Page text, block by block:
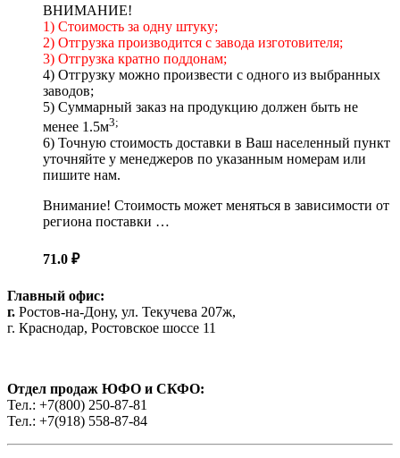
ВНИМАНИЕ!
1) Стоимость за одну штуку;
2) Отгрузка производится с завода изготовителя;
3) Отгрузка кратно поддонам;
4) Отгрузку можно произвести с одного из выбранных
заводов;
5) Суммарный заказ на продукцию должен быть не
менее 1.5м3;
6) Точную стоимость доставки в Ваш населенный пункт
уточняйте у менеджеров по указанным номерам или
пишите нам.
Внимание! Стоимость может меняться в зависимости от
региона поставки …
71.0 ₽
Главный офис:
г. Ростов-на-Дону, ул. Текучева 207ж,
г. Краснодар, Ростовское шоссе 11
Отдел продаж ЮФО и СКФО:
Тел.: +7(800) 250-87-81
Тел.: +7(918) 558-87-84